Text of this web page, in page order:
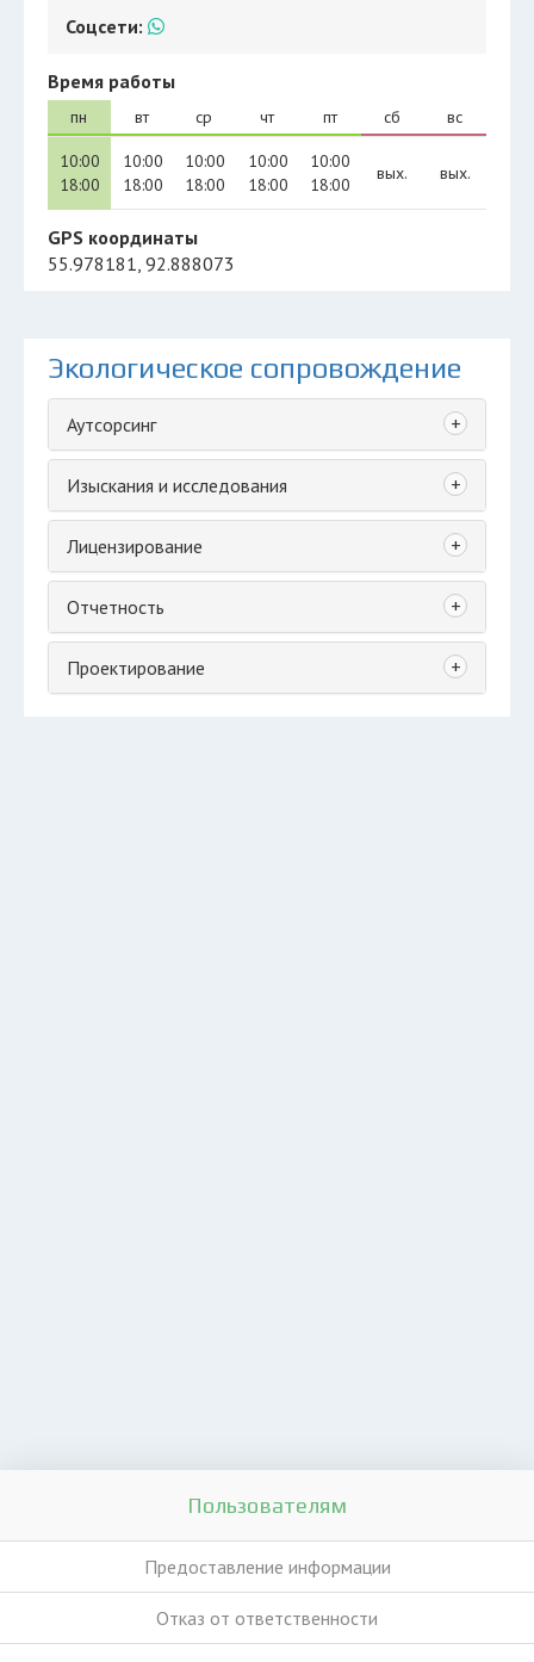
Соцсети:
Время работы
пн
10:00
18:00
вт
10:00
18:00
ср
10:00
18:00
чт
10:00
18:00
пт
10:00
18:00
сб
вых.
вс
вых.
GPS координаты
55.978181, 92.888073
Экологическое сопровождение
Аутсорсинг +
Изыскания и исследования +
Лицензирование +
Отчетность +
Проектирование +
Пользователям
Предоставление информации
Отказ от ответственности